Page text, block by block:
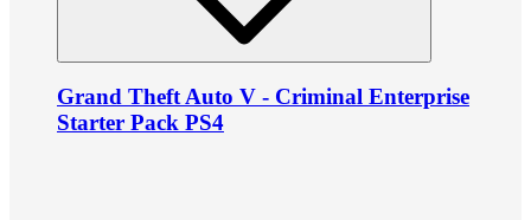
Grand Theft Auto V - Criminal Enterprise
Starter Pack PS4